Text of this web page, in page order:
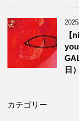
【
日）
カテゴリー